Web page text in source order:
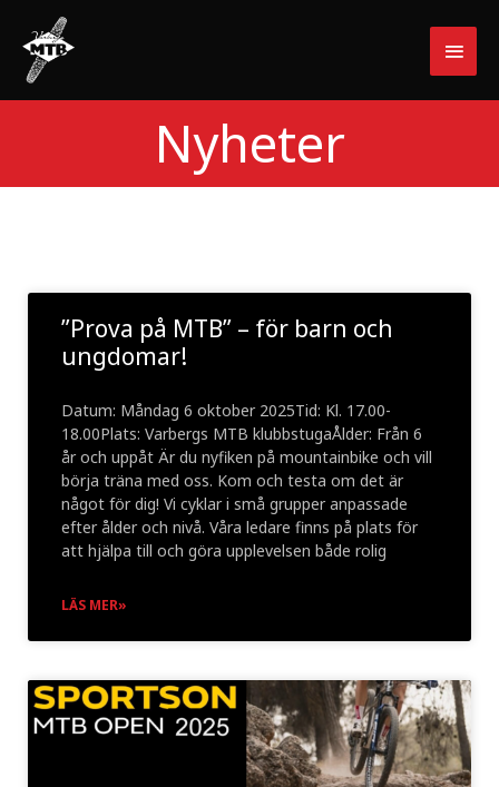
innehåll
Nyheter
”Prova på MTB” – för barn och
ungdomar!
Datum: Måndag 6 oktober 2025Tid: Kl. 17.00-
18.00Plats: Varbergs MTB klubbstugaÅlder: Från 6
år och uppåt Är du nyfiken på mountainbike och vill
börja träna med oss. Kom och testa om det är
något för dig! Vi cyklar i små grupper anpassade
efter ålder och nivå. Våra ledare finns på plats för
att hjälpa till och göra upplevelsen både rolig
LÄS MER»